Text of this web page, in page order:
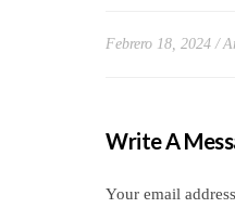
Febrero 18, 2024
Write A
Your email